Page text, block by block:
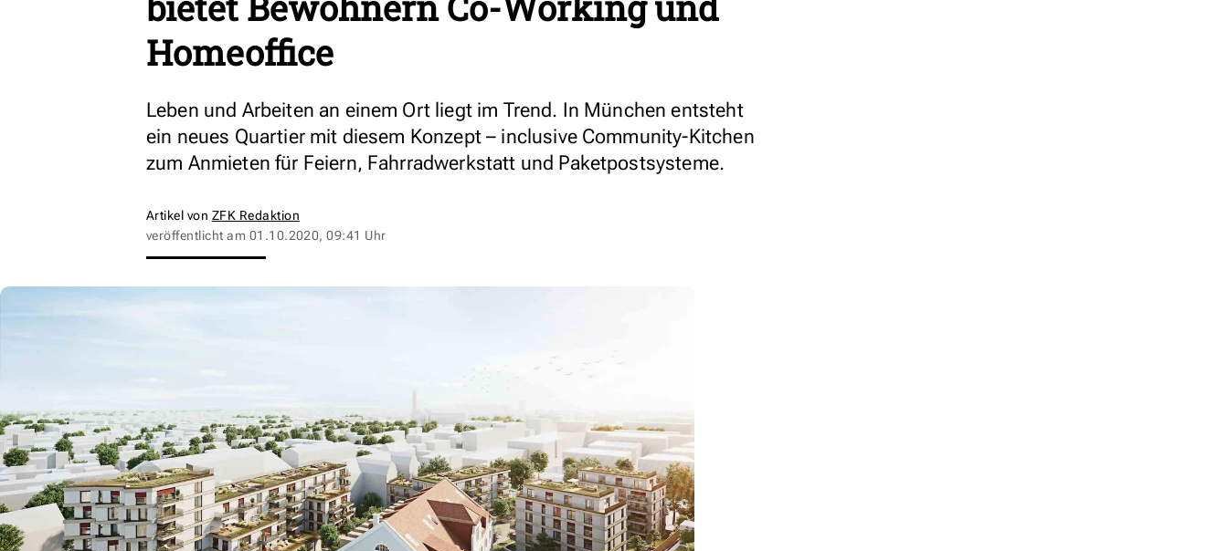
Homeoffice
Leben und Arbeiten an einem Ort liegt im Trend. In München entsteht
ein neues Quartier mit diesem Konzept – inclusive Community-Kitchen
zum Anmieten für Feiern, Fahrradwerkstatt und Paketpostsysteme.
Artikel von ZFK Redaktion
veröffentlicht am 01.10.2020, 09:41 Uhr